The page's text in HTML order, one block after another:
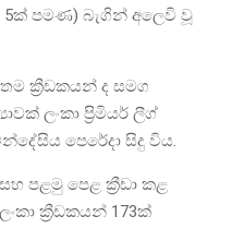
5ක් පමණ) බැගින් අලෙවි වූ
ක්‍රීඩකයන් ද සමග
ලංකා ප්‍රිමියර් ලීග්
පෙරේදා සිදු විය.
පළමු පෙළ ක්‍රීඩා කළ
ක්‍රීඩකයන් 173ක්